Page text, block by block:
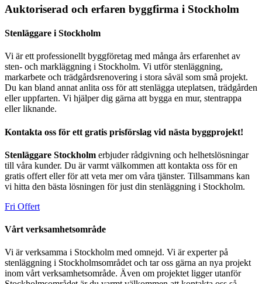
Auktoriserad och erfaren byggfirma i Stockholm
Stenläggare i Stockholm
Vi är ett professionellt byggföretag med många års erfarenhet av
sten- och markläggning i Stockholm. Vi utför stenläggning,
markarbete och trädgårdsrenovering i stora såväl som små projekt.
Du kan bland annat anlita oss för att stenlägga uteplatsen, trädgården
eller uppfarten. Vi hjälper dig gärna att bygga en mur, stentrappa
eller liknande.
Kontakta oss för ett gratis prisförslag vid nästa byggprojekt!
Stenläggare Stockholm erbjuder rådgivning och helhetslösningar
till våra kunder. Du är varmt välkommen att kontakta oss för en
gratis offert eller för att veta mer om våra tjänster. Tillsammans kan
vi hitta den bästa lösningen för just din stenläggning i Stockholm.
Fri Offert
Vårt verksamhetsområde
Vi är verksamma i Stockholm med omnejd. Vi är experter på
stenläggning i Stockholmsområdet och tar oss gärna an nya projekt
inom vårt verksamhetsområde. Även om projektet ligger utanför